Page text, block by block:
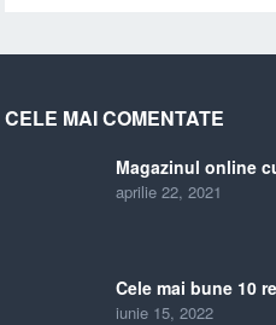
CELE MAI COMENTATE
Magazinul online
aprilie 22, 2021
Cele mai bune 10
iunie 15, 2022